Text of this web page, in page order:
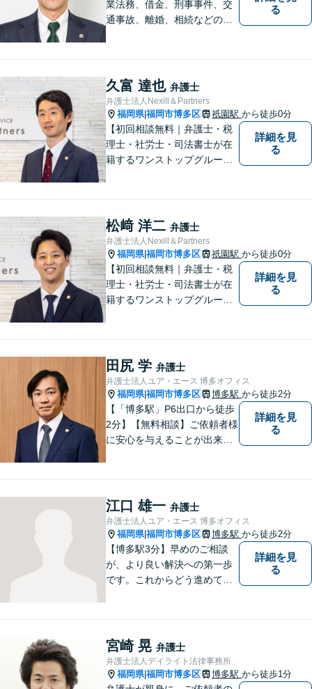
業法務、借金、刑事事件、交
通事故、離婚、相続などのご
なリーガルサービスを提供い
たします。
る
久富 達也 弁護士
弁護士法人Nexill＆Partners
福岡県|福岡市博多区 祇園駅 から徒歩0分
【初回相談無料｜弁護士・税
理士・社労士・司法書士が在
籍するワンストップグルー
等複数士業の知識が必要な案
件を一括して対応。九州トッ
プクラスの豊富な実績。
詳細を見
る
松﨑 洋二 弁護士
弁護士法人Nexill＆Partners
福岡県|福岡市博多区 祇園駅 から徒歩0分
【初回相談無料｜弁護士・税
理士・社労士・司法書士が在
籍するワンストップグルー
等複数士業の知識が必要な案
件を一括して対応。九州トッ
プクラスの豊富な実績。
詳細を見
る
田尻 学 弁護士
弁護士法人ユア・エース 博多オフィス
福岡県|福岡市博多区 博多駅 から徒歩2分
【「博多駅」P6出口から徒歩
2分】【無料相談】ご依頼者様
に安心を与えることが出来る
いただくために、これからも
研鑽を積んでいきたいと考え
ております。
詳細を見
る
江口 雄一 弁護士
弁護士法人ユア・エース 博多オフィス
福岡県|福岡市博多区 博多駅 から徒歩2分
【博多駅3分】早めのご相談
が、より良い解決への第一歩
です。これからどう進めてい
せんので、遠慮なくご相談く
ださい。【分割払い利用可】
【電話・メール面談可】
詳細を見
る
宮崎 晃 弁護士
弁護士法人デイライト法律事務所
福岡県|福岡市博多区 博多駅 から徒歩1分